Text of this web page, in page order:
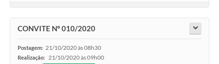
CONVITE Nº 010/2020
Postagem: 21/10/2020 às 08h30
Realização: 21/10/2020 às 09h00